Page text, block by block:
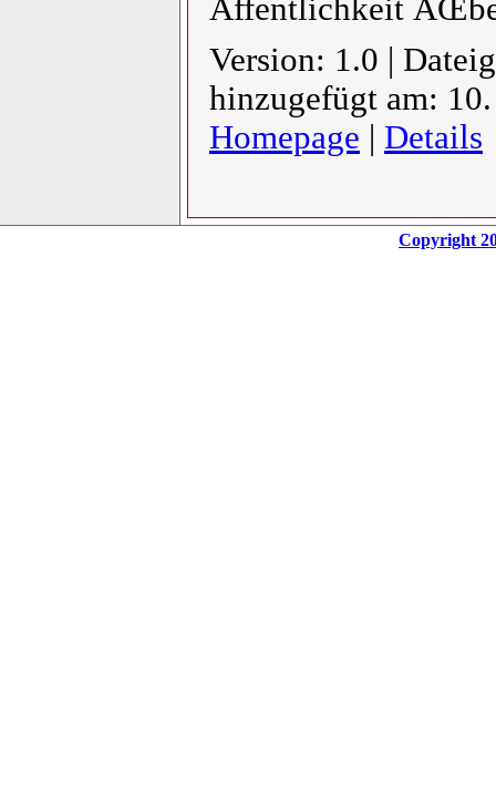
Ãffentlichkeit
Version: 1.0 |
hinzugefügt am:
Homepage
Details
Copyright